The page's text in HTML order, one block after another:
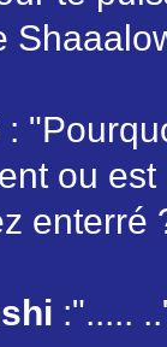
:
ou
enterré
:".....